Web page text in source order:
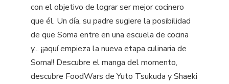
con el objetivo de lograr ser mejor cocinero
que él. Un día, su padre sugiere la posibilidad
de que Soma entre en una escuela de cocina
y... ¡¡aquí empieza la nueva etapa culinaria de
Soma!! Descubre el manga del momento,
descubre FoodWars de Yuto Tsukuda y Shaeki